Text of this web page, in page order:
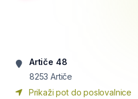
Artiče 48
8253 Artiče
Prikaži pot do poslovalnice